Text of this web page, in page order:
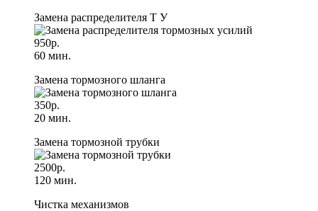
Замена распределителя Т У
950р.
60 мин.
Замена тормозного шланга
350р.
20 мин.
Замена тормозной трубки
2500р.
120 мин.
Чистка механизмов